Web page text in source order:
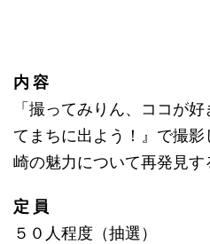
内 容
「撮ってみりん、ココが
てまちに出よう！』で撮
崎の魅力について再発見す
定 員
５０人程度（抽選）